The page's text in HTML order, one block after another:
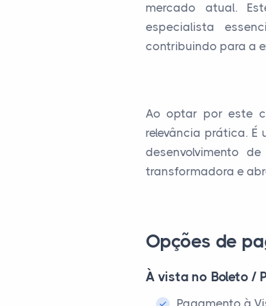
mercado atual.
especialista
contribuindo para a
Ao optar por este
relevância prática.
desenvolvimento
transformadora e
Opções de
À vista no Boleto /
Pagamento à